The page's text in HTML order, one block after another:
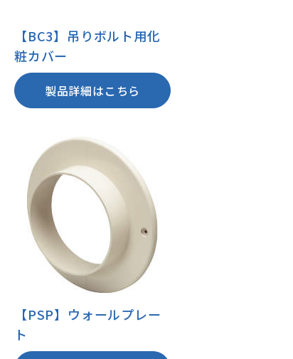
【BC3】吊りボルト用化
粧カバー
製品詳細はこちら
【PSP】ウォールプレー
ト